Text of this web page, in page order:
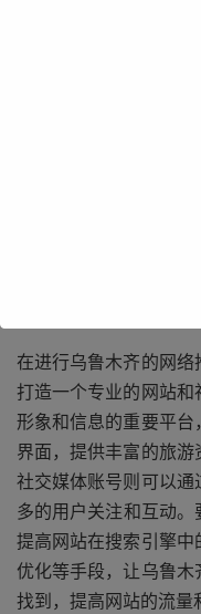
在进行乌鲁木齐的网
打造一个专业的网站
形象和信息的重要平
界面，提供丰富的旅游
社交媒体账号则可以
多的用户关注和互动。
提高网站在搜索引擎
优化等手段，让乌鲁
找到，提高网站的流量